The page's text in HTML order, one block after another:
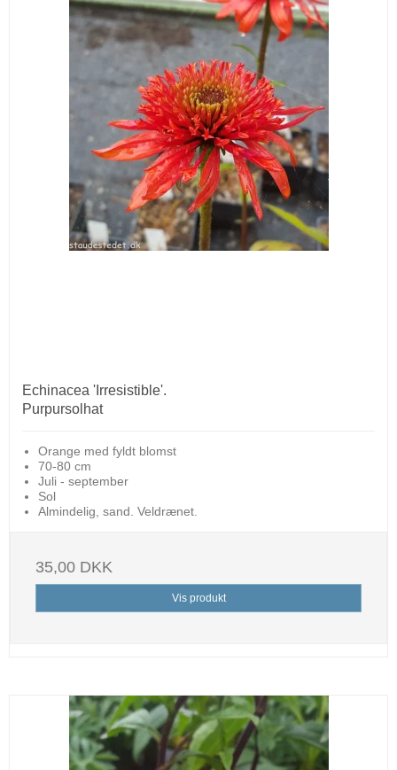
Echinacea 'Irresistible'.
Purpursolhat
Orange med fyldt blomst
70-80 cm
Juli - september
Sol
Almindelig, sand. Veldrænet.
35,00 DKK
Vis produkt